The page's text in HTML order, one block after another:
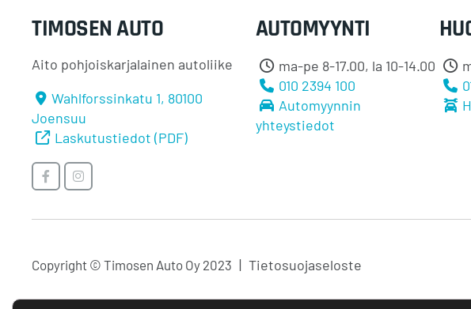
TIMOSEN AUTO
Aito pohjoiskarjalainen autoliike
Wahlforssinkatu 1, 80100
Joensuu
Laskutustiedot (PDF)
TimosenTimosen
AUTOMYYNTI
ma-pe 8-17.00, la 10-14.00
010 2394 100
Automyynnin
yhteystiedot
Copyright © Timosen Auto Oy 2023 Tietosuojaseloste